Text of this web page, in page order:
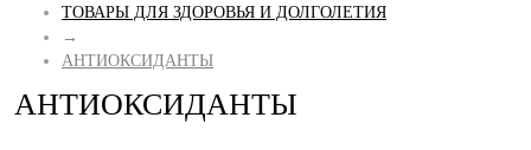
ТОВАРЫ ДЛЯ ЗДОРОВЬЯ И ДОЛГОЛЕТИЯ
→
АНТИОКСИДАНТЫ
АНТИОКСИДАНТЫ